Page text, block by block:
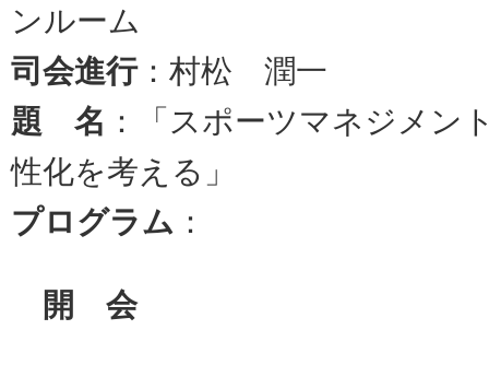
ンルーム
司会進行：村松 潤一
題 名 ：「スポーツマネジメン
性化を考える」
プログラム ：
開 会